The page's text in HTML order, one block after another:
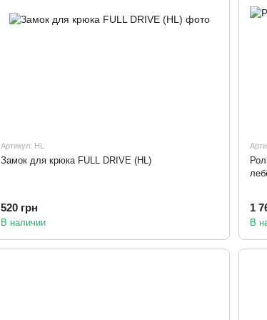
Артикул: HL
Замок для крюка FULL DRIVE (HL)
520 грн
В наличии
1
В